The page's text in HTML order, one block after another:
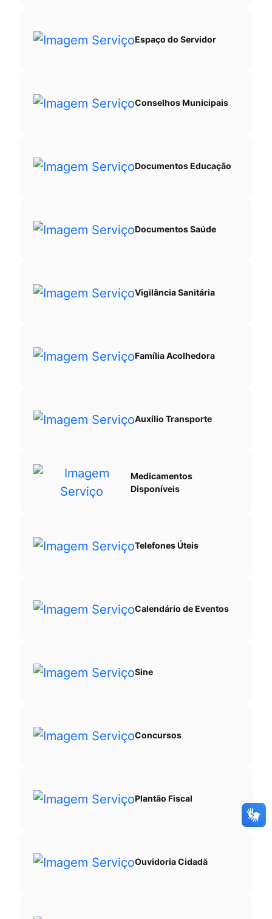
Espaço do Servidor
Conselhos Municipais
Documentos Educação
Documentos Saúde
Vigilância Sanitária
Família Acolhedora
Auxílio Transporte
Medicamentos
Disponíveis
Telefones Úteis
Calendário de Eventos
Sine
Concursos
Plantão Fiscal
Ouvidoria Cidadã